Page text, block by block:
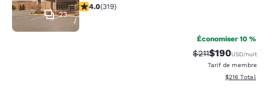
23
4.05 étoiles. Très bon. 319 commentaires
4.0(319)
Économiser 10 %
Tarif barré :
$211Tarif réduit :
$190USD/nuit
Tarif de membre
Afficher les
$216 Total